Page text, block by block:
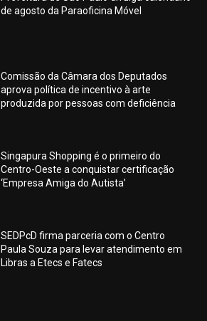
de agosto da Paraoficina Móvel
Comissão da Câmara dos Deputados
aprova política de incentivo à arte
produzida por pessoas com deficiência
Singapura Shopping é o primeiro do
Centro-Oeste a conquistar certificação
‘Empresa Amiga do Autista’
SEDPcD firma parceria com o Centro
Paula Souza para levar atendimento em
Libras a Etecs e Fatecs